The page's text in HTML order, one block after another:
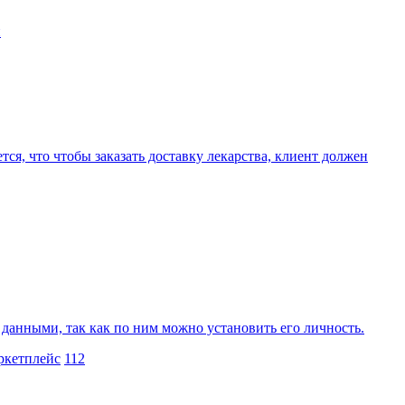
что чтобы заказать доставку лекарства, клиент должен
так как по ним можно установить его личность.
112